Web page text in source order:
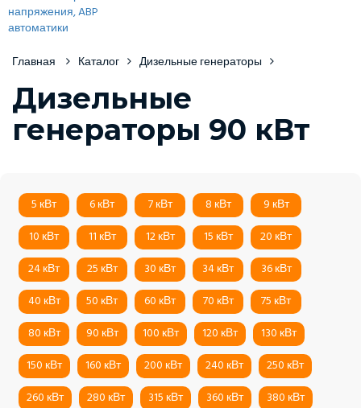
Главная Каталог Дизельные генераторы
Дизельные
генераторы 90 кВт
5 кВт 6 кВт 7 кВт 8 кВт
9 кВт
10 кВт
11 кВт 12 кВт 15 кВт
20 кВт
24 кВт
25 кВт 30 кВт 34 кВт
36 кВт
40 кВт
50 кВт 60 кВт 70 кВт
75 кВт
80 кВт
90 кВт 100 кВт 120 кВт
130 кВт
150 кВт
160 кВт 200 кВт 240 кВт
250 кВт
260 кВт
280 кВт 315 кВт 360 кВт
380 кВт